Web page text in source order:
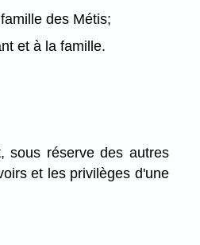
des Métis;
et à la famille.
sous réserve des autres
et les privilèges d'une